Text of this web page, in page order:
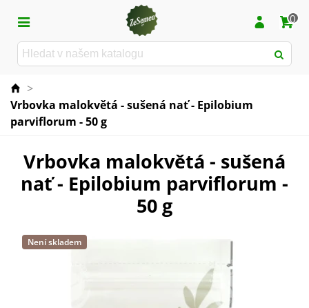
0
>
Vrbovka malokvětá - sušená nať - Epilobium
parviflorum - 50 g
Vrbovka malokvětá - sušená
nať - Epilobium parviflorum -
50 g
Není skladem